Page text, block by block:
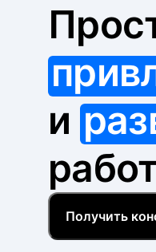
и
Получить